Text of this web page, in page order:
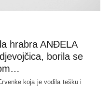
hrabra ANĐELA
borila se
koja je vodila tešku i